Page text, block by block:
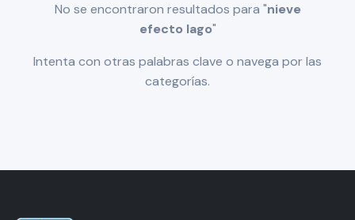
No se encontraron resultados para "nieve
efecto lago"
Intenta con otras palabras clave o navega por las
categorías.